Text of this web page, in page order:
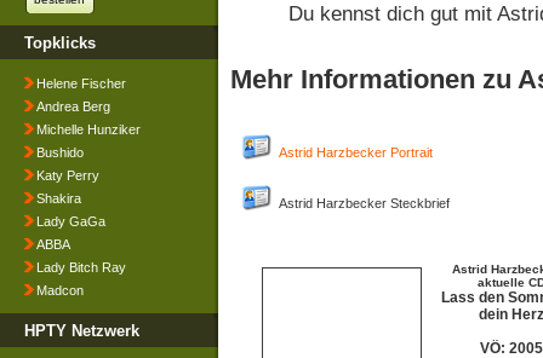
Topklicks
Helene Fischer
Andrea Berg
Michelle Hunziker
Bushido
Katy Perry
Shakira
Lady GaGa
ABBA
Lady Bitch Ray
Madcon
HPTY Netzwerk
Du kennst dich gut mit
Mehr Informationen zu
Astrid Harzbecker Portrait
Astrid Harzbecker Steckbrief
Astrid
aktuelle
Lass den
dein Herz
VÖ: 2005